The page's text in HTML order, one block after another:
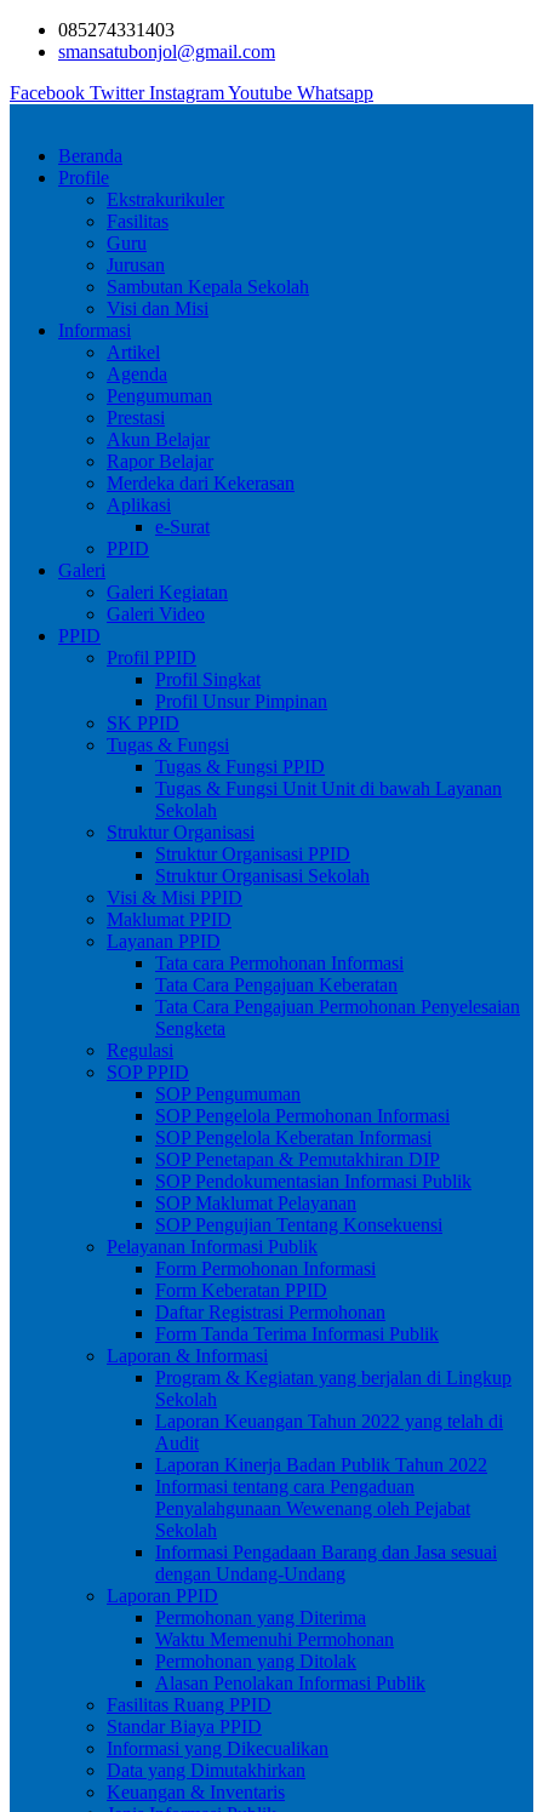
Skip
085274331403
smansatubonjol@gmail.com
Facebook Twitter InstagramYoutube Whatsapp
Beranda
Profile
Ekstrakurikuler
Fasilitas
Guru
Jurusan
Sambutan Kepala Sekolah
Visi dan Misi
Informasi
Artikel
Agenda
Pengumuman
Prestasi
Akun Belajar
Rapor Belajar
Merdeka dari Kekerasan
Aplikasi
e-Surat
PPID
Galeri
Galeri Kegiatan
Galeri Video
PPID
Profil PPID
Profil Singkat
Profil Unsur Pimpinan
SK PPID
Tugas & Fungsi
Tugas & Fungsi PPID
Tugas & Fungsi Unit Unit di bawah Layanan
Sekolah
Struktur Organisasi
Struktur Organisasi PPID
Struktur Organisasi Sekolah
Visi & Misi PPID
Maklumat PPID
Layanan PPID
Tata cara Permohonan Informasi
Tata Cara Pengajuan Keberatan
Tata Cara Pengajuan Permohonan Penyelesaian
Sengketa
Regulasi
SOP PPID
SOP Pengumuman
SOP Pengelola Permohonan Informasi
SOP Pengelola Keberatan Informasi
SOP Penetapan & Pemutakhiran DIP
SOP Pendokumentasian Informasi Publik
SOP Maklumat Pelayanan
SOP Pengujian Tentang Konsekuensi
Pelayanan Informasi Publik
Form Permohonan Informasi
Form Keberatan PPID
Daftar Registrasi Permohonan
Form Tanda Terima Informasi Publik
Laporan & Informasi
Program & Kegiatan yang berjalan di Lingkup
Sekolah
Laporan Keuangan Tahun 2022 yang telah di
Audit
Laporan Kinerja Badan Publik Tahun 2022
Informasi tentang cara Pengaduan
Penyalahgunaan Wewenang oleh Pejabat
Sekolah
Informasi Pengadaan Barang dan Jasa sesuai
dengan Undang-Undang
Laporan PPID
Permohonan yang Diterima
Waktu Memenuhi Permohonan
Permohonan yang Ditolak
Alasan Penolakan Informasi Publik
Fasilitas Ruang PPID
Standar Biaya PPID
Informasi yang Dikecualikan
Data yang Dimutakhirkan
Keuangan & Inventaris